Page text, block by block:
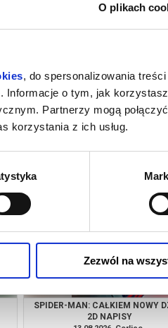
O plikach
, do spersonalizowania
Informacje o tym, jak
Partnerzy mogą
korzystania z ich usług.
Zezwól na
PSI PATROL I DINOZAURY
kup
SPIDER-MAN: CAŁKIEM NOWY
2D NAPISY